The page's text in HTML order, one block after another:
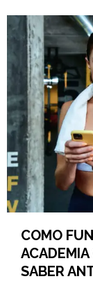
COMO
ACADEMIA
SABER